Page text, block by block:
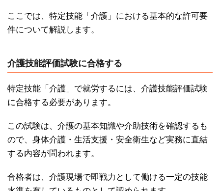
ここでは、特定技能「介護」における基本的な許可要
件について解説します。
介護技能評価試験に合格する
特定技能「介護」で就労するには、介護技能評価試験
に合格する必要があります。
この試験は、介護の基本知識や介助技術を確認するも
ので、身体介護・生活支援・安全衛生など実務に直結
する内容が問われます。
合格者は、介護現場で即戦力として働ける一定の技能